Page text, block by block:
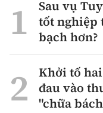
Sau vụ
tốt nghiệp
bạch hơn?
Khởi tố
đau vào
"chữa